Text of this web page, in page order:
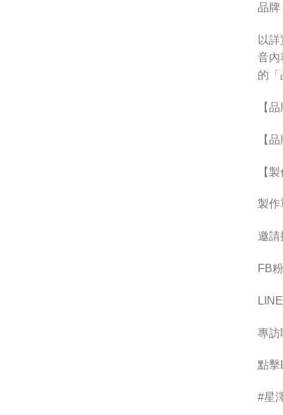
品牌
以
音內
的「
【
【
【
製作
邀請
FB
專訪
點擊
#星